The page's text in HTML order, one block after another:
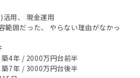
活用、 現金運用
範囲だった、 やらない理由がなかっ
4年 / 2000万円台前半
7年 / 3000万円台後半